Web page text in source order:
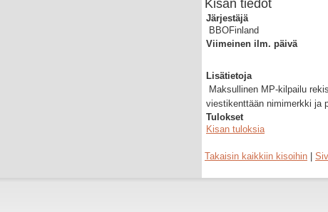
Kisan tiedot
Järjestäjä
BBOFinland
Viimeinen ilm. päivä
Lisätietoja
Maksullinen MP-kilpailu
viestikenttään nimimerkki ja
Tulokset
Kisan tuloksia
Takaisin kaikkiin kisoihin